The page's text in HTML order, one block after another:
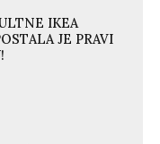
IKEA
JE PRAVI